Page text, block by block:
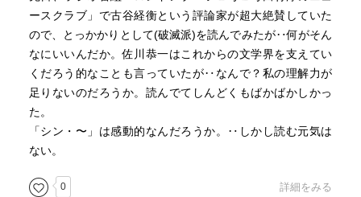
ースクラブ」で古谷経衡という評論家が超大絶賛していた
ので、とっかかりとして(破滅派)を読んでみたが‥何がそん
なにいいんだか。佐川恭一はこれからの文学界を支えてい
くだろう的なことも言っていたが‥なんで？私の理解力が
足りないのだろうか。読んでてしんどくもばかばかしかっ
た。
「シン・〜」は感動的なんだろうか。‥しかし読む元気は
ない。
0 詳細をみる